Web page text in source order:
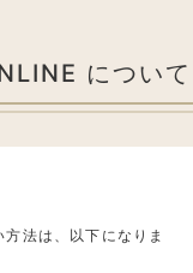
について
法は、以下になりま